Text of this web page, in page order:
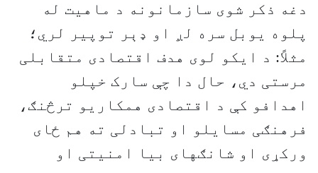
دغه ذکر شوی سازمانونه د ماهیت له
پلوه یوبل سره لږ او ډېر توپیر لري؛
مثلاً: د ایکو لوی هدف اقتصادی متقابلی
مرستی دي، حال دا چې سارک خپلو
اهدافو کې د اقتصادی همکاریو ترڅنګ،
فرهنګی مسایلو او تبادلی ته هم ځای
ورکړی او شانګهای بیا امنیتی او